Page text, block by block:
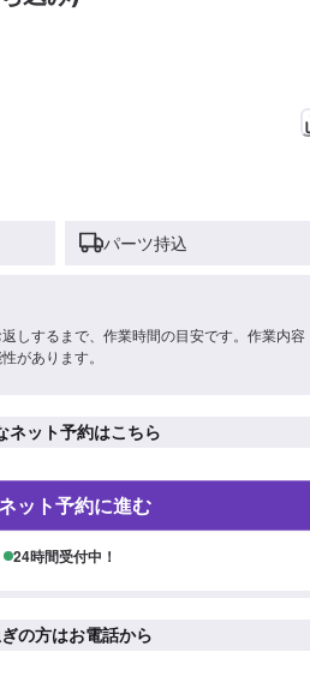
パーツ持込
しするまで、作業時間の目安です。作業内容
があります。
ネット予約はこちら
ット予約に進む
24時間受付中！
の方はお電話から